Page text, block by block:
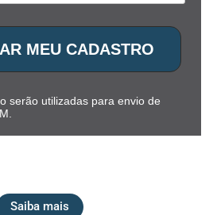
MEU CADASTRO
serão utilizadas para envio de
Saiba mais